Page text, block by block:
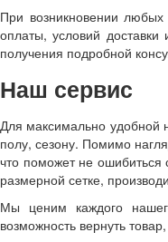
При возникновении любых
оплаты, условий
получения подробной
Наш сервис
Для максимально удобной
полу, сезону. Помимо
что поможет не ошибиться
размерной сетке,
Мы ценим каждого
возможность вернуть